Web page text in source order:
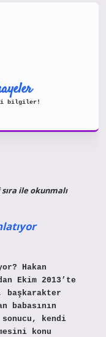
bilgiler!
ile okunmalı
Hakan
Ekim 2013’te
başkarakter
babasının
sonucu, kendi
konu